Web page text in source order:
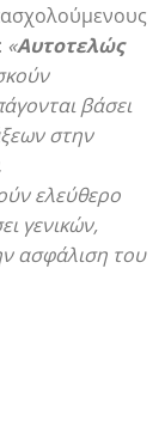
«Αυτοτελώς
βάσει
στην
ελεύθερο
γενικών,
ασφάλιση του